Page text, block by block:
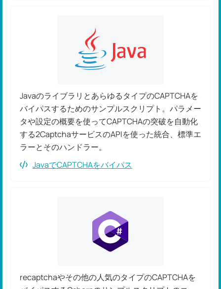
JavaのライブラリとあらゆるタイプのCAPTCHAを
バイパスするためのサンプルスクリプト。パラメー
タや設定の概要を使ってCAPTCHAの突破を自動化
する2CaptchaサービスのAPIを使った統合、標準エ
ラーとそのハンドラー。
JavaでCAPTCHAをバイパス
recaptchaやその他の人気のタイプのCAPTCHAを